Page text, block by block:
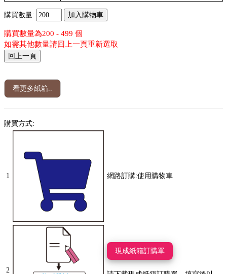
購買數量:
購買數量為200 - 499 個
如需其他數量請回上一頁重新選取
看更多紙箱..
購買方式:
1 網路訂購:使用購物車
2
現成紙箱訂購單